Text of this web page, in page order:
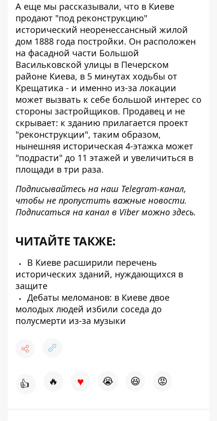
А еще мы рассказывали, что в Киеве
продают "под реконструкцию"
исторический неоренессансный жилой
дом 1888 года постройки. Он расположен
на фасадной части Большой
Васильковской улицы в Печерском
районе Киева, в 5 минутах ходьбы от
Крещатика - и именно из-за локации
может вызвать к себе большой интерес со
стороны застройщиков. Продавец и не
скрывает: к зданию прилагается проект
"реконструкции", таким образом,
нынешняя историческая 4-этажка может
"подрасти" до 11 этажей и увеличиться в
площади в три раза.
Подписывайтесь на наш Telegram-канал,
чтобы не пропустить важные новости.
Подписаться на канал в Viber можно здесь.
ЧИТАЙТЕ ТАКЖЕ:
В Киеве расширили перечень
исторических зданий, нуждающихся в
защите
Дебаты меломанов: в Киеве двое
молодых людей избили соседа до
полусмерти из-за музыки
👍 🔥 ♥ 😭 😆 😡